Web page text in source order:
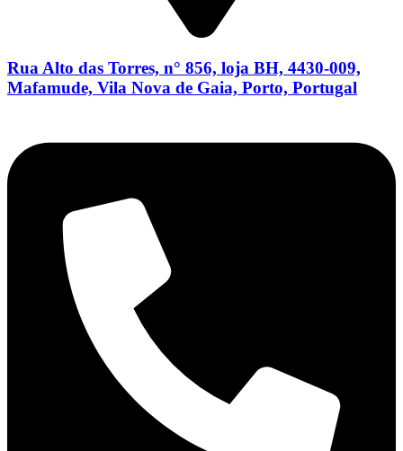
Rua Alto das Torres, n° 856, loja BH, 4430-009,
Mafamude, Vila Nova de Gaia, Porto, Portugal